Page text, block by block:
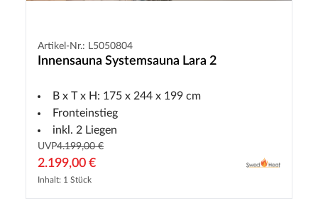
Artikel-Nr.: L5050804
Innensauna Systemsauna Lara 2
B x T x H: 175 x 244 x 199 cm
Fronteinstieg
inkl. 2 Liegen
UVP4.199,00 €
2.199,00 €
Inhalt: 1 Stück